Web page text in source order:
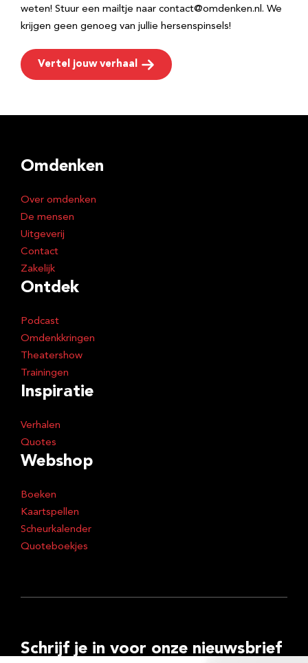
weten! Stuur een mailtje naar contact@omdenken.nl. We
krijgen geen genoeg van jullie hersenspinsels!
Vertel jouw verhaal
Omdenken
Over omdenken
De mensen
Uitgeverij
Contact
Zakelijk
Ontdek
Podcast
Omdenkkringen
Theatershow
Trainingen
Inspiratie
Verhalen
Quotes
Webshop
Boeken
Kaartspellen
Scheurkalender
Quoteboekjes
Schrijf je in voor onze nieuwsbrief